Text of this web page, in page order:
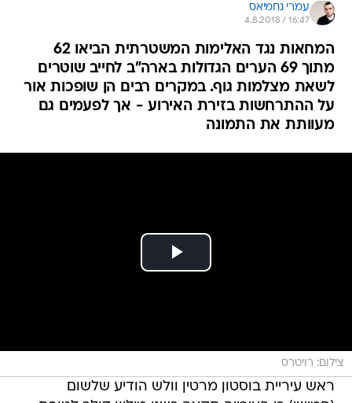
עמרי נחמיאס
4.8.2018 / 16:47
המחאות נגד האלימות המשטרתית הביאו 62
מתוך 69 הערים הגדולות בארה"ב לחייב שוטרים
לשאת מצלמות גוף. במקרים רבים הן שופכות אור
על ההתרחשות בזירת האירוע - אך לפעמים גם
מעוותת את התמונה
צילום: רויטרס
ראש עיריית בוסטון מרטין וולש הודיע שלשום